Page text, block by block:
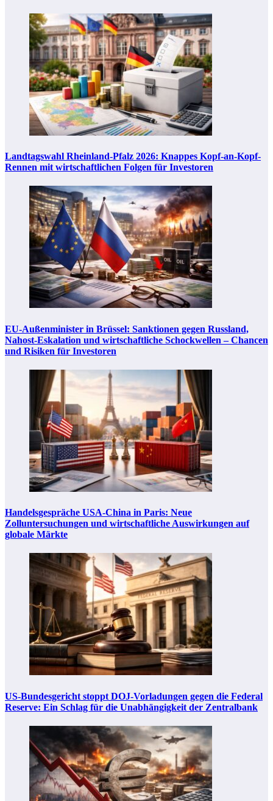
Landtagswahl Rheinland-Pfalz 2026: Knappes Kopf-an-Kopf-
Rennen mit wirtschaftlichen Folgen für Investoren
EU-Außenminister in Brüssel: Sanktionen gegen Russland,
Nahost-Eskalation und wirtschaftliche Schockwellen – Chancen
und Risiken für Investoren
Handelsgespräche USA-China in Paris: Neue
Zolluntersuchungen und wirtschaftliche Auswirkungen auf
globale Märkte
US-Bundesgericht stoppt DOJ-Vorladungen gegen die Federal
Reserve: Ein Schlag für die Unabhängigkeit der Zentralbank